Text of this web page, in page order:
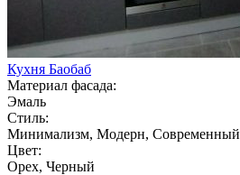
Кухня Баобаб
Материал фасада:
Эмаль
Стиль:
Минимализм, Модерн, Современный
Цвет:
Орех, Черный